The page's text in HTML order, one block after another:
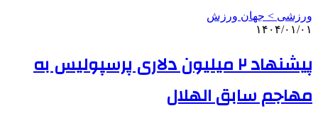
ورزشی > جهان ورزش
۱۴۰۴/۰۱/۰۱
پیشنهاد ۲ میلیون دلاری پرسپولیس به
مهاجم سابق الهلال